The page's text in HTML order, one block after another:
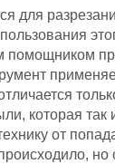
для
помощником
которая
от